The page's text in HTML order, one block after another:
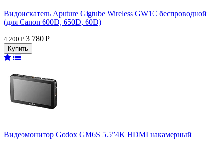
Видоискатель Aputure Gigtube Wireless GW1C беспроводной
(для Canon 600D, 650D, 60D)
4 200 Р 3 780 Р
Видеомонитор Godox GM6S 5.5”4K HDMI накамерный